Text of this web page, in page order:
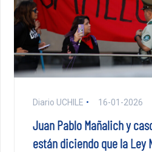
Diario UCHILE 16-01-2026
Juan Pablo Mañalich y
están diciendo que la Ley